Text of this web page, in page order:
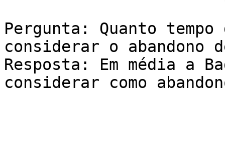
Pergunta: Quanto tempo
considerar o abandono
Resposta: Em média a